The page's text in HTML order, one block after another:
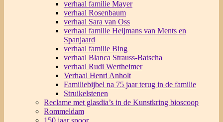
verhaal familie Mayer
verhaal Rosenbaum
verhaal Sara van Oss
verhaal familie Heijmans van Ments en
Spanjaard
verhaal familie Bing
verhaal Blanca Strauss-Batscha
verhaal Rudi Wertheimer
Verhaal Henri Anholt
Familiebijbel na 75 jaar terug in de familie
Struikelstenen
Reclame met glasdia’s in de Kunstkring bioscoop
Rommeldam
150 jaar spoor